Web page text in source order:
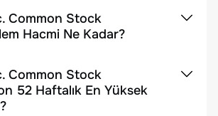
Common Stock
Hacmi Ne Kadar?
Common Stock
52 Haftalık En Yüksek